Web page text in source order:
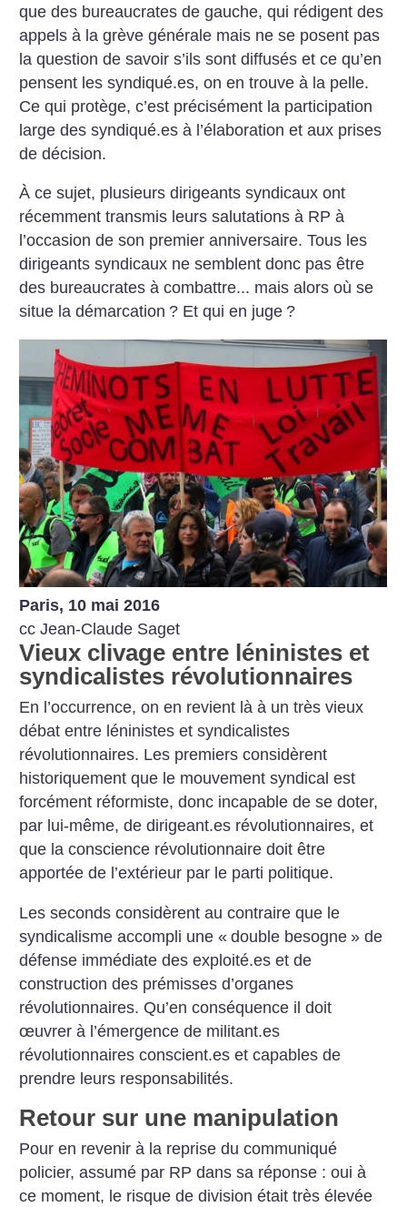
que des bureaucrates de gauche, qui rédigent des
appels à la grève générale mais ne se posent pas
la question de savoir s’ils sont diffusés et ce qu’en
pensent les syndiqué.es, on en trouve à la pelle.
Ce qui protège, c’est précisément la participation
large des syndiqué.es à l’élaboration et aux prises
de décision.
À ce sujet, plusieurs dirigeants syndicaux ont
récemment transmis leurs salutations à RP à
l’occasion de son premier anniversaire. Tous les
dirigeants syndicaux ne semblent donc pas être
des bureaucrates à combattre... mais alors où se
situe la démarcation ? Et qui en juge ?
Paris, 10 mai 2016
cc Jean-Claude Saget
Vieux clivage entre léninistes et
syndicalistes révolutionnaires
En l’occurrence, on en revient là à un très vieux
débat entre léninistes et syndicalistes
révolutionnaires. Les premiers considèrent
historiquement que le mouvement syndical est
forcément réformiste, donc incapable de se doter,
par lui-même, de dirigeant.es révolutionnaires, et
que la conscience révolutionnaire doit être
apportée de l’extérieur par le parti politique.
Les seconds considèrent au contraire que le
syndicalisme accompli une « double besogne » de
défense immédiate des exploité.es et de
construction des prémisses d’organes
révolutionnaires. Qu’en conséquence il doit
œuvrer à l’émergence de militant.es
révolutionnaires conscient.es et capables de
prendre leurs responsabilités.
Retour sur une manipulation
Pour en revenir à la reprise du communiqué
policier, assumé par RP dans sa réponse : oui à
ce moment, le risque de division était très élevée